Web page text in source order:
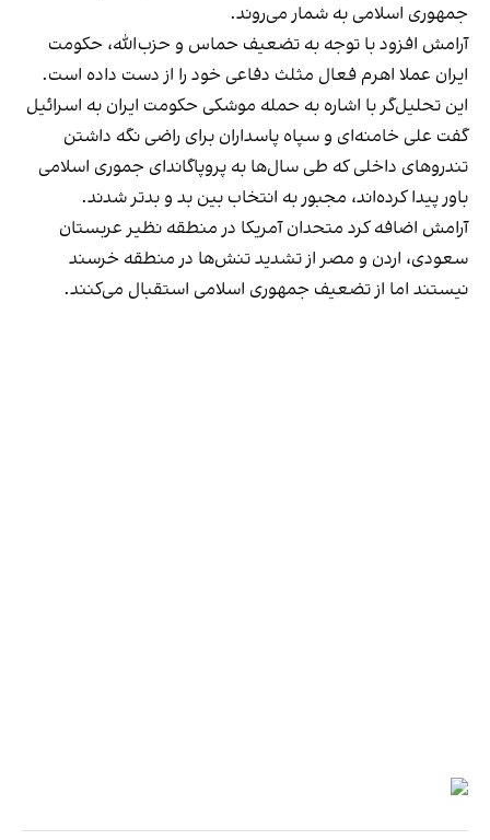
جمهوری اسلامی به شمار می‌روند.
آرامش افزود با توجه به تضعیف حماس و حزب‌الله، حکومت
ایران عملا اهرم فعال مثلث دفاعی خود را از دست داده است.
این تحلیل‌گر با اشاره به حمله موشکی حکومت ایران به اسرائیل
گفت علی خامنه‌ای و سپاه پاسداران برای راضی نگه داشتن
تندروهای داخلی که طی سال‌ها به پروپاگاندای جموری اسلامی
باور پیدا کرده‌اند، مجبور به انتخاب بین بد و بدتر شدند.
آرامش اضافه کرد متحدان آمریکا در منطقه نظیر عربستان
سعودی، اردن و مصر از تشدید تنش‌ها در منطقه خرسند
نیستند اما از تضعیف جمهوری اسلامی استقبال می‌کنند.